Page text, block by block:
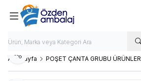
Ana Sayfa POŞET ÇANTA GRUBU ÜRÜNLER
Paylaş